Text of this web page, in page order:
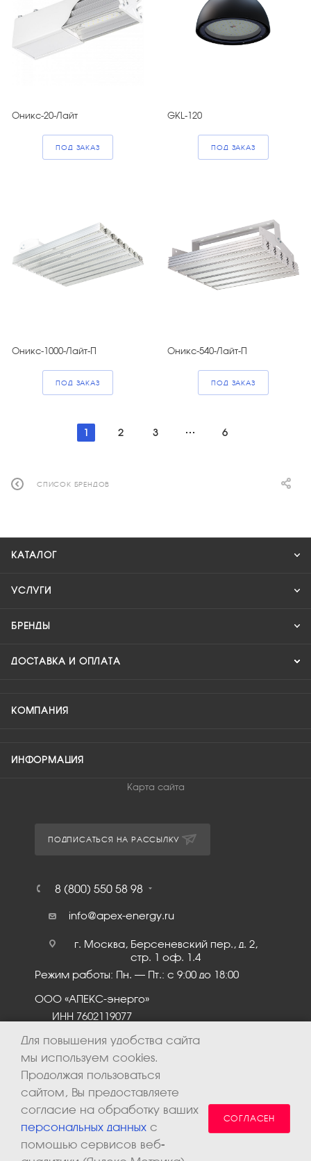
Оникс-20-Лайт
ПОД ЗАКАЗ
GKL-120
ПОД ЗАКАЗ
Оникс-1000-Лайт-П
ПОД ЗАКАЗ
Оникс-540-Лайт-П
ПОД ЗАКАЗ
1 2 3 6
СПИСОК БРЕНДОВ
КАТАЛОГ
УСЛУГИ
БРЕНДЫ
ДОСТАВКА И ОПЛАТА
КОМПАНИЯ
ИНФОРМАЦИЯ
Карта сайта
ПОДПИСАТЬСЯ НА РАССЫЛКУ
8 (800) 550 58 98
info@apex-energy.ru
г. Москва, Берсеневский пер., д. 2,
стр. 1 оф. 1.4
Режим работы: Пн. – Пт.: с 9:00 до 18:00
ООО «АПЕКС-энерго»
ИНН 7602119077
Для повышения удобства сайта
мы используем cookies.
Продолжая пользоваться
сайтом, Вы предоставляете
согласие на обработку ваших
персональных данных с
помощью сервисов веб-
СОГЛАСЕН